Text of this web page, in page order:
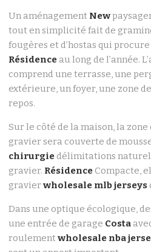
Un aménagement New
tout en simplicité fait de
fougères et d’hostas qui
Résidence au long de l’année.
comprend une terrasse, une
extérieure, un foyer, une zone
repos.
Sur le côté de la maison, la
gravier sera couverte de
chirurgie délimitations
gravier. Résidence Compacte,
gravierwholesale mlb jerseys
Dans une optique écologique,
une entrée de garage Costa
roulementwholesale nba